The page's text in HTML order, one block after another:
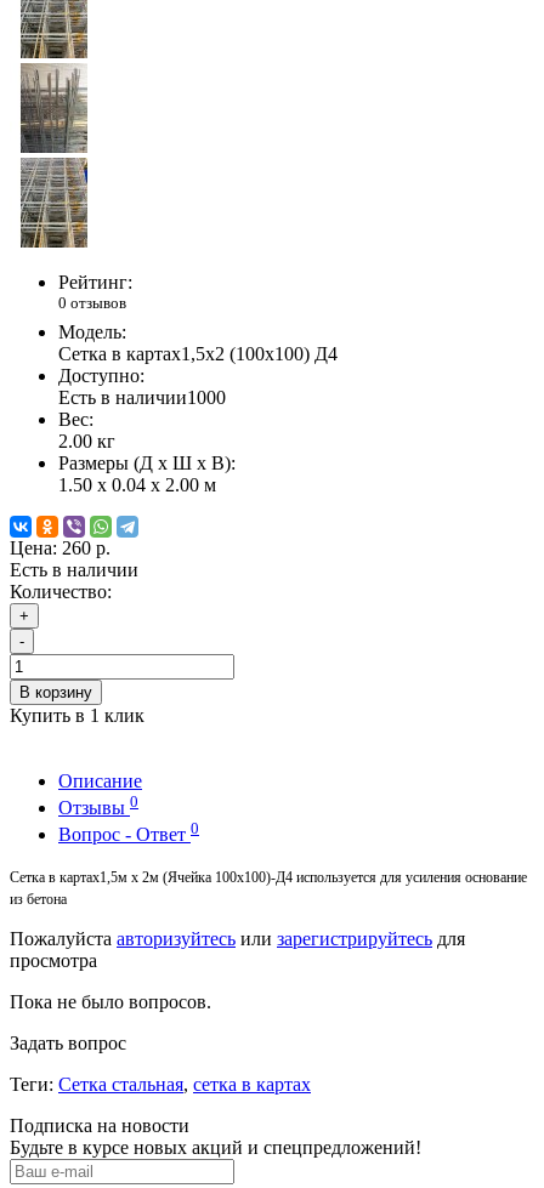
Рейтинг:
0 отзывов
Модель:
Сетка в картах1,5х2 (100х100) Д4
Доступно:
Есть в наличии1000
Вес:
2.00 кг
Размеры (Д x Ш x В):
1.50 x 0.04 x 2.00 м
Цена: 260 р.
Есть в наличии
Количество:
+
-
В корзину
Купить в 1 клик
Описание
Отзывы 0
Вопрос - Ответ 0
Сетка в картах1,5м х 2м (Ячейка 100х100)-Д4 используется для усиления основание
из бетона
Пожалуйста авторизуйтесь или зарегистрируйтесь для
просмотра
Пока не было вопросов.
Задать вопрос
Теги: Сетка стальная, сетка в картах
Подписка на новости
Будьте в курсе новых акций и спецпредложений!